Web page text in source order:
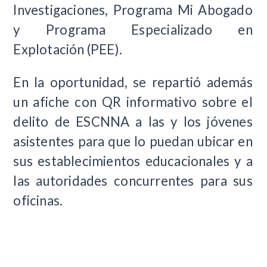
Investigaciones, Programa Mi Abogado
y Programa Especializado en
Explotación (PEE).
En la oportunidad, se repartió además
un afiche con QR informativo sobre el
delito de ESCNNA a las y los jóvenes
asistentes para que lo puedan ubicar en
sus establecimientos educacionales y a
las autoridades concurrentes para sus
oficinas.